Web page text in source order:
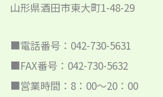
山形県酒田市東大町1-48-29
■電話番号：042-730-5631
■FAX番号：042-730-5632
■営業時間：8：00～20：00